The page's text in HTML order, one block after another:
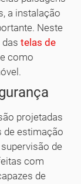
a instalação
Neste
telas de
como
projetadas
de estimação
de
com
de